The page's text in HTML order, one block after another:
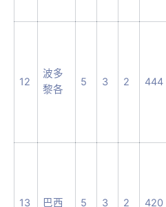
12
波多
黎各
5 3 2 444
13 巴西 5 3 2 420